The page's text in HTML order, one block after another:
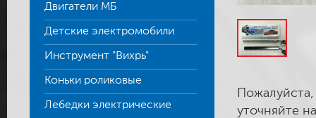
Двигатели МБ
Детские электромобили
Инструмент "Вихрь"
Коньки роликовые
Лебедки электрические
уточняйте